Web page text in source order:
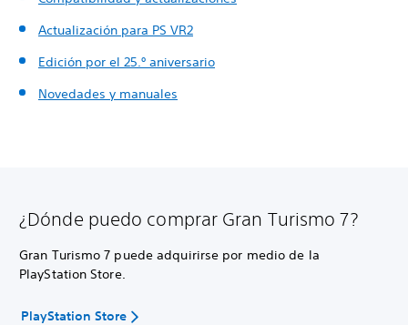
Actualización para PS VR2
Edición por el 25.º aniversario
Novedades y manuales
¿Dónde puedo comprar Gran Turismo 7?
Gran Turismo 7 puede adquirirse por medio de la
PlayStation Store.
PlayStation Store